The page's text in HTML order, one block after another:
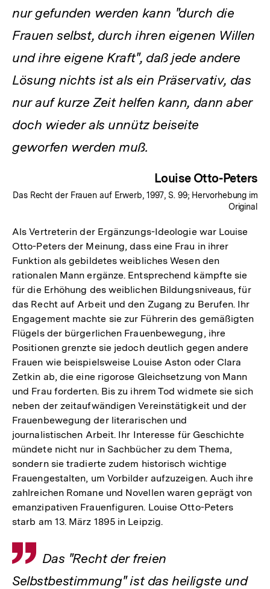
nur gefunden werden kann "durch die
Frauen selbst, durch ihren eigenen Willen
und ihre eigene Kraft", daß jede andere
Lösung nichts ist als ein Präservativ, das
nur auf kurze Zeit helfen kann, dann aber
doch wieder als unnütz beiseite
geworfen werden muß.
Louise Otto-Peters
Das Recht der Frauen auf Erwerb, 1997, S. 99; Hervorhebung im
Original
Als Vertreterin der Ergänzungs-Ideologie war Louise
Otto-Peters der Meinung, dass eine Frau in ihrer
Funktion als gebildetes weibliches Wesen den
rationalen Mann ergänze. Entsprechend kämpfte sie
für die Erhöhung des weiblichen Bildungsniveaus, für
das Recht auf Arbeit und den Zugang zu Berufen. Ihr
Engagement machte sie zur Führerin des gemäßigten
Flügels der bürgerlichen Frauenbewegung, ihre
Positionen grenzte sie jedoch deutlich gegen andere
Frauen wie beispielsweise Louise Aston oder Clara
Zetkin ab, die eine rigorose Gleichsetzung von Mann
und Frau forderten. Bis zu ihrem Tod widmete sie sich
neben der zeitaufwändigen Vereinstätigkeit und der
Frauenbewegung der literarischen und
journalistischen Arbeit. Ihr Interesse für Geschichte
mündete nicht nur in Sachbücher zu dem Thema,
sondern sie tradierte zudem historisch wichtige
Frauengestalten, um Vorbilder aufzuzeigen. Auch ihre
zahlreichen Romane und Novellen waren geprägt von
emanzipativen Frauenfiguren. Louise Otto-Peters
starb am 13. März 1895 in Leipzig.
Zitat
Das "Recht der freien
Selbstbestimmung" ist das heiligste und